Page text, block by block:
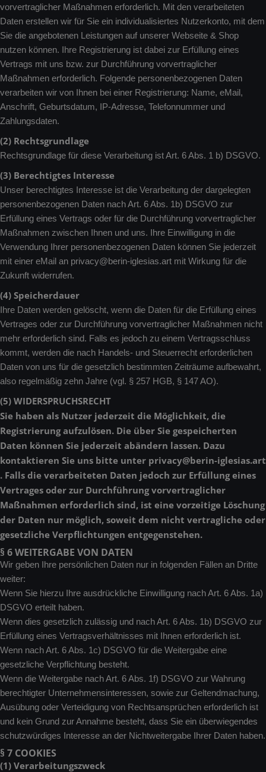
vorvertraglicher Maßnahmen erforderlich. Mit den verarbeiteten
Daten erstellen wir für Sie ein individualisiertes Nutzerkonto, mit dem
Sie die angebotenen Leistungen auf unserer Webseite & Shop
nutzen können. Ihre Registrierung ist dabei zur Erfüllung eines
Vertrags mit uns bzw. zur Durchführung vorvertraglicher
Maßnahmen erforderlich. Folgende personenbezogenen Daten
verarbeiten wir von Ihnen bei einer Registrierung: Name, eMail,
Anschrift, Geburtsdatum, IP-Adresse, Telefonnummer und
Zahlungsdaten.
(2) Rechtsgrundlage
Rechtsgrundlage für diese Verarbeitung ist Art. 6 Abs. 1 b) DSGVO.
(3) Berechtigtes Interesse
Unser berechtigtes Interesse ist die Verarbeitung der dargelegten
personenbezogenen Daten nach Art. 6 Abs. 1b) DSGVO zur
Erfüllung eines Vertrags oder für die Durchführung vorvertraglicher
Maßnahmen zwischen Ihnen und uns. Ihre Einwilligung in die
Verwendung Ihrer personenbezogenen Daten können Sie jederzeit
mit einer eMail an privacy@berin-iglesias.art mit Wirkung für die
Zukunft widerrufen.
(4) Speicherdauer
Ihre Daten werden gelöscht, wenn die Daten für die Erfüllung eines
Vertrages oder zur Durchführung vorvertraglicher Maßnahmen nicht
mehr erforderlich sind. Falls es jedoch zu einem Vertragsschluss
kommt, werden die nach Handels- und Steuerrecht erforderlichen
Daten von uns für die gesetzlich bestimmten Zeiträume aufbewahrt,
also regelmäßig zehn Jahre (vgl. § 257 HGB, § 147 AO).
(5) WIDERSPRUCHSRECHT
Sie haben als Nutzer jederzeit die Möglichkeit, die
Registrierung aufzulösen. Die über Sie gespeicherten
Daten können Sie jederzeit abändern lassen. Dazu
kontaktieren Sie uns bitte unter privacy@berin-iglesias.art
. Falls die verarbeiteten Daten jedoch zur Erfüllung eines
Vertrages oder zur Durchführung vorvertraglicher
Maßnahmen erforderlich sind, ist eine vorzeitige Löschung
der Daten nur möglich, soweit dem nicht vertragliche oder
gesetzliche Verpflichtungen entgegenstehen.
§ 6 WEITERGABE VON DATEN
Wir geben Ihre persönlichen Daten nur in folgenden Fällen an Dritte
weiter:
Wenn Sie hierzu Ihre ausdrückliche Einwilligung nach Art. 6 Abs. 1a)
DSGVO erteilt haben.
Wenn dies gesetzlich zulässig und nach Art. 6 Abs. 1b) DSGVO zur
Erfüllung eines Vertragsverhältnisses mit Ihnen erforderlich ist.
Wenn nach Art. 6 Abs. 1c) DSGVO für die Weitergabe eine
gesetzliche Verpflichtung besteht.
Wenn die Weitergabe nach Art. 6 Abs. 1f) DSGVO zur Wahrung
berechtigter Unternehmensinteressen, sowie zur Geltendmachung,
Ausübung oder Verteidigung von Rechtsansprüchen erforderlich ist
und kein Grund zur Annahme besteht, dass Sie ein überwiegendes
schutzwürdiges Interesse an der Nichtweitergabe Ihrer Daten haben.
§ 7 COOKIES
(1) Verarbeitungszweck